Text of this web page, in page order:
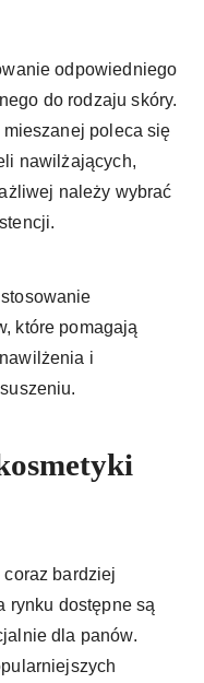
odpowiedniego
do rodzaju skóry.
mieszanej poleca się
nawilżających,
należy wybrać
które pomagają
i
coraz bardziej
rynku dostępne są
dla panów.